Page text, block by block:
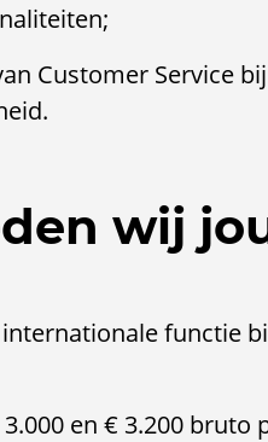
Customer Service
wij
functie
en € 3.200